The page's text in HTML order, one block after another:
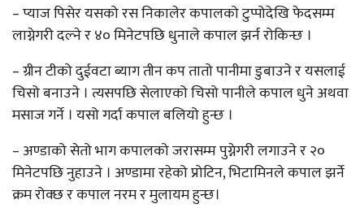
– प्याज पिसेर यसको रस निकालेर कपालको टुप्पोदेखि फेदसम्म
लाग्नेगरी दल्ने र ४० मिनेटपछि धुनाले कपाल झर्न रोकिन्छ ।
– ग्रीन टीको दुईवटा ब्याग तीन कप तातो पानीमा डुबाउने र यसलाई
चिसो बनाउने । त्यसपछि सेलाएको चिसो पानीले कपाल धुने अथवा
मसाज गर्ने । यसो गर्दा कपाल बलियो हुन्छ ।
– अण्डाको सेतो भाग कपालको जरासम्म पुग्नेगरी लगाउने र २०
मिनेटपछि नुहाउने । अण्डामा रहेको प्रोटिन, भिटामिनले कपाल झर्ने
क्रम रोक्छ र कपाल नरम र मुलायम हुन्छ।